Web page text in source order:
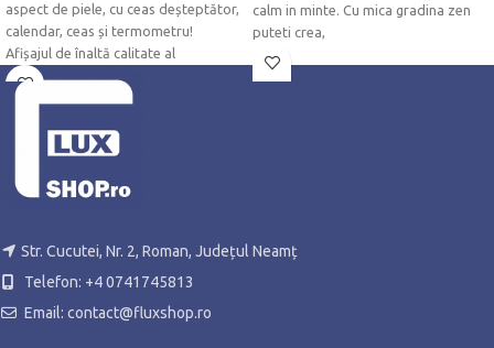
aspect de piele, cu ceas deșteptător,
calendar, ceas și termometru!
Afișajul de înaltă calitate al
calm in minte. Cu mica gradina zen
puteti crea,
Str. Cucutei, Nr. 2, Roman, Județul Neamț
Telefon: +4 0741745813
Email: contact@fluxshop.ro